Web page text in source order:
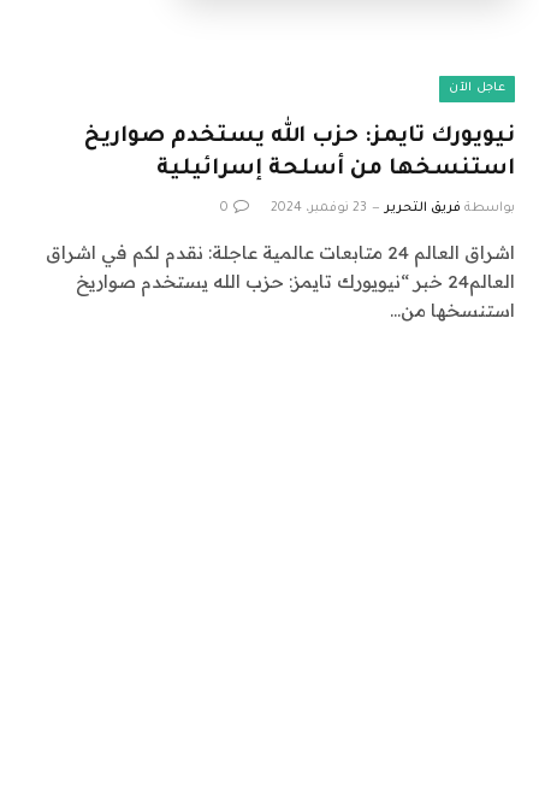
عاجل الآن
نيويورك تايمز: حزب الله يستخدم صواريخ
استنسخها من أسلحة إسرائيلية
بواسطة فريق التحرير 23 نوفمبر، 2024 0
اشراق العالم 24 متابعات عالمية عاجلة: نقدم لكم في اشراق
العالم24 خبر “نيويورك تايمز: حزب الله يستخدم صواريخ
استنسخها من…